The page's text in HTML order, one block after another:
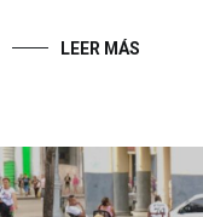
LEER MÁS